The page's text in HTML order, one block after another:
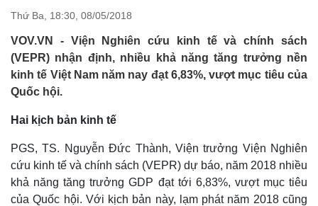
Nhận diện sự thật
Việc làm
Biển đảo
Thứ Ba, 18:30, 08/05/2018
VOV.VN - Viện Nghiên cứu kinh tế và chính sách
(VEPR) nhận định, nhiều khả năng tăng trưởng nền
kinh tế Việt Nam năm nay đạt 6,83%, vượt mục tiêu của
Quốc hội.
Hai kịch bản kinh tế
PGS, TS. Nguyễn Đức Thành, Viện trưởng Viện Nghiên
cứu kinh tế và chính sách (VEPR) dự báo, năm 2018 nhiều
khả năng tăng trưởng GDP đạt tới 6,83%, vượt mục tiêu
của Quốc hội. Với kịch bản này, lạm phát năm 2018 cũng